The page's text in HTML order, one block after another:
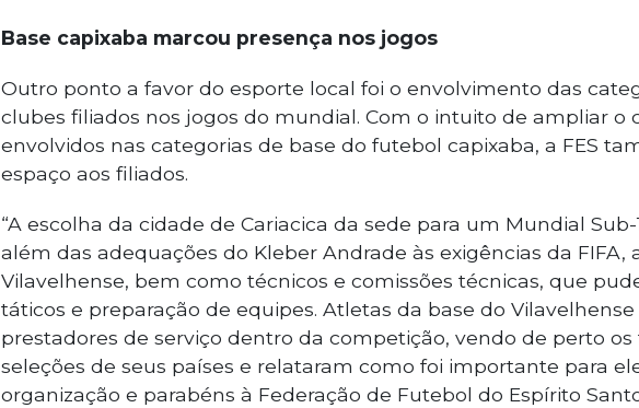
Base capixaba marcou presença nos jogos
Outro ponto a favor do esporte local foi o envolvimento das
clubes filiados nos jogos do mundial. Com o intuito de ampliar o
envolvidos nas categorias de base do futebol capixaba, a FES
espaço aos filiados.
“A escolha da cidade de Cariacica da sede para um Mundial
além das adequações do Kleber Andrade às exigências da FIFA,
Vilavelhense, bem como técnicos e comissões técnicas, que
táticos e preparação de equipes. Atletas da base do
prestadores de serviço dentro da competição, vendo de perto
seleções de seus países e relataram como foi importante para
organização e parabéns à Federação de Futebol do Espírito